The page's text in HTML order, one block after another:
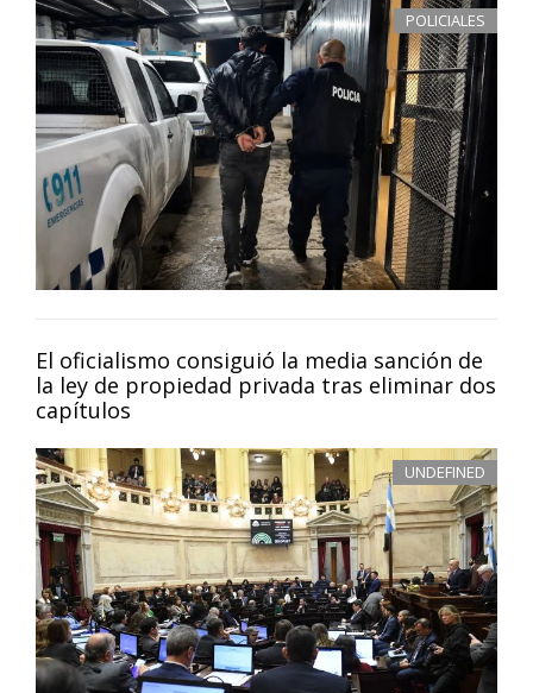
POLICIALES
El oficialismo consiguió la media sanción de
la ley de propiedad privada tras eliminar dos
capítulos
UNDEFINED